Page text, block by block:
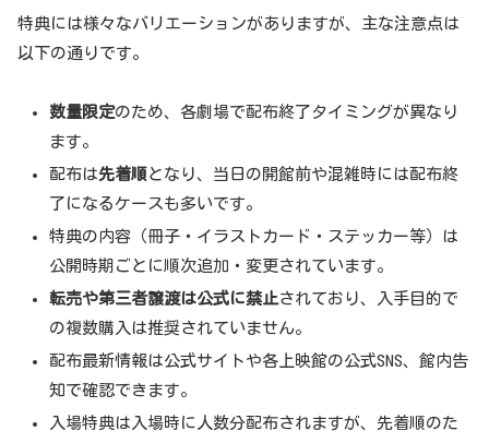
特典には様々なバリエーションがありますが、主な注意点は
以下の通りです。
数量限定のため、各劇場で配布終了タイミングが異なり
ます。
配布は先着順 となり、当日の開館前や混雑時には配布終
了になるケースも多いです。
特典の内容（冊子・イラストカード・ステッカー等）は
公開時期ごとに順次追加・変更されています。
転売や第三者譲渡は公式に禁止されており、入手目的で
の複数購入は推奨されていません。
配布最新情報は公式サイトや各上映館の公式SNS、館内告
知で確認できます。
入場特典は入場時に人数分配布されますが、先着順のた